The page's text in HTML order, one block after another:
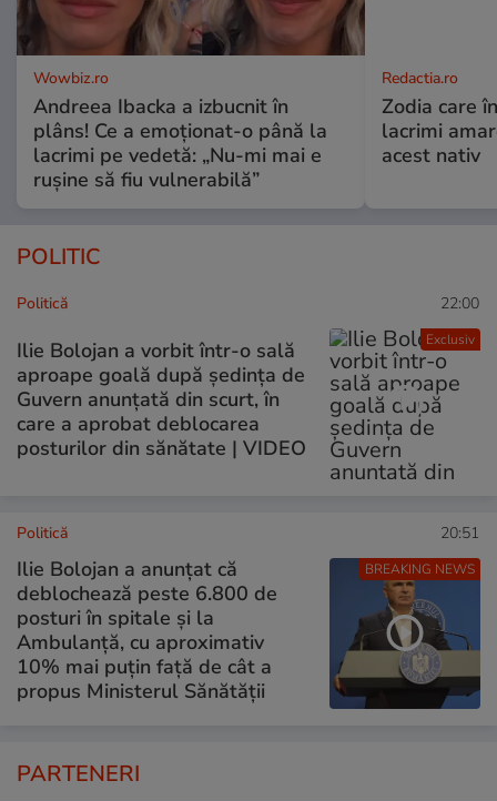
Wowbiz.ro
Andreea Ibacka a izbucnit în
plâns! Ce a emoționat-o până la
lacrimi pe vedetă: „Nu-mi mai e
rușine să fiu vulnerabilă”
Redactia.ro
Zodia care
lacrimi
acest nativ
POLITIC
Exclusiv
Politică 22:00
Ilie Bolojan a vorbit într-o sală
aproape goală după ședința de
Guvern anunțată din scurt, în
care a aprobat deblocarea
posturilor din sănătate | VIDEO
BREAKING NEWS
Politică 20:51
Ilie Bolojan a anunțat că
deblochează peste 6.800 de
posturi în spitale și la
Ambulanță, cu aproximativ
10% mai puțin față de cât a
propus Ministerul Sănătății
PARTENERI